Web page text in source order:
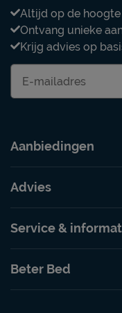
Altijd op de
Ontvang unieke
Krijg advies op
Aanbiedingen
Advies
Service &
Beter Bed